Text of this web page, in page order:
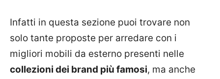
Infatti in questa sezione puoi trovare non
solo tante proposte per arredare con i
migliori mobili da esterno presenti nelle
collezioni dei brand più famosi, ma anche